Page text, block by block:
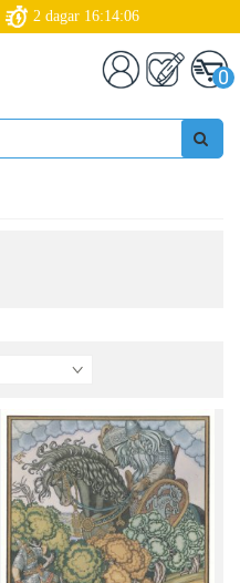
2 dagar 16:14:05
0